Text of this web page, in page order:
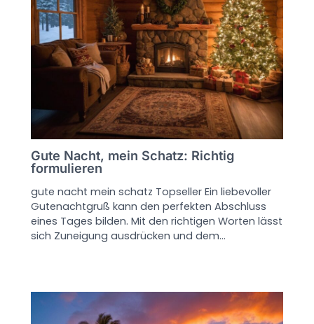
Gute Nacht, mein Schatz: Richtig
formulieren
gute nacht mein schatz Topseller Ein liebevoller
Gutenachtgruß kann den perfekten Abschluss
eines Tages bilden. Mit den richtigen Worten lässt
sich Zuneigung ausdrücken und dem…